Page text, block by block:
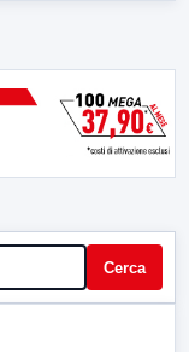
Cerca